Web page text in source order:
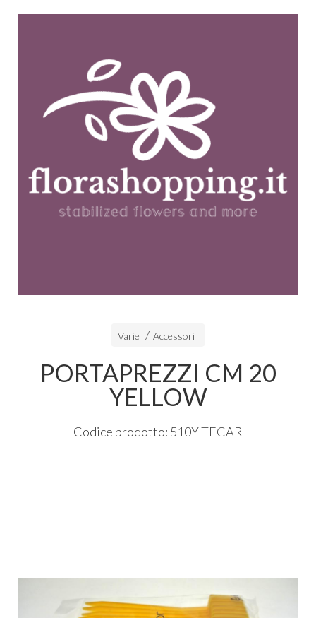
Varie Accessori
PORTAPREZZI CM 20
YELLOW
Codice prodotto: 510Y TECAR